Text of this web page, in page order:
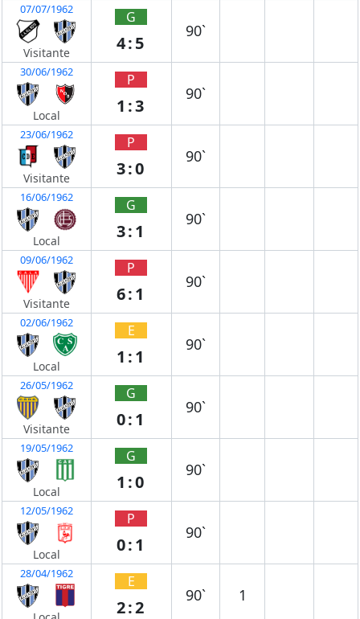
07/07/1962
Visitante
G
4:5
90`
30/06/1962
Local
P
1:3
90`
23/06/1962
Visitante
P
3:0
90`
16/06/1962
Local
G
3:1
90`
09/06/1962
Visitante
P
6:1
90`
02/06/1962
Local
E
1:1
90`
26/05/1962
Visitante
G
0:1
90`
19/05/1962
Local
G
1:0
90`
12/05/1962
Local
P
0:1
90`
28/04/1962 E
2:2
90` 1